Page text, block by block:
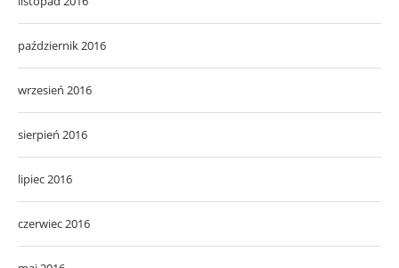
październik 2016
wrzesień 2016
sierpień 2016
lipiec 2016
czerwiec 2016